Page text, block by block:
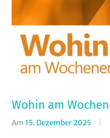
Wohin am
Am 15. Dezember 2025